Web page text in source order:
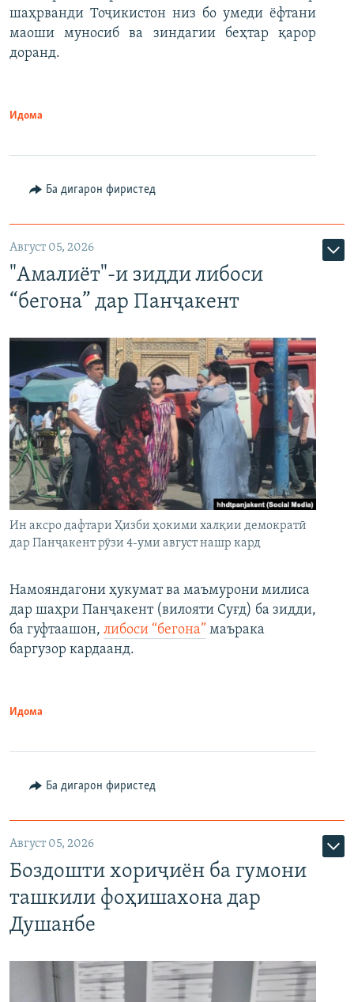
шаҳрванди Тоҷикистон низ бо умеди ёфтани
маоши муносиб ва зиндагии беҳтар қарор
доранд.
Идома
Ба дигарон фиристед
Август 05, 2026
"Амалиёт"-и зидди либоси
“бегона” дар Панҷакент
Ин аксро дафтари Ҳизби ҳокими халқии демократӣ
дар Панҷакент рӯзи 4-уми август нашр кард
Намояндагони ҳукумат ва маъмурони милиса
дар шаҳри Панҷакент (вилояти Суғд) ба зидди,
ба гуфтаашон, либоси “бегона” маърака
баргузор кардаанд.
Идома
Ба дигарон фиристед
Август 05, 2026
Боздошти хориҷиён ба гумони
ташкили фоҳишахона дар
Душанбе